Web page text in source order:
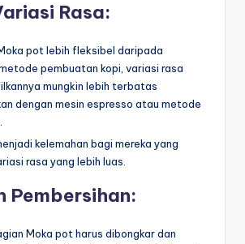
Rasa:
pot lebih fleksibel daripada
pembuatan kopi, variasi rasa
mungkin lebih terbatas
dengan mesin espresso atau metode
kelemahan bagi mereka yang
rasa yang lebih luas.
Pembersihan:
Moka pot harus dibongkar dan